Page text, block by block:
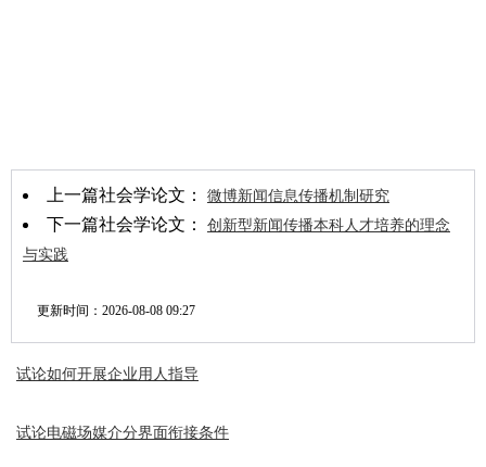
上一篇社会学论文： 微博新闻信息传播机制研究
下一篇社会学论文： 创新型新闻传播本科人才培养的理念
与实践
更新时间： 2026-08-08 09:27
试论如何开展企业用人指导
试论电磁场媒介分界面衔接条件